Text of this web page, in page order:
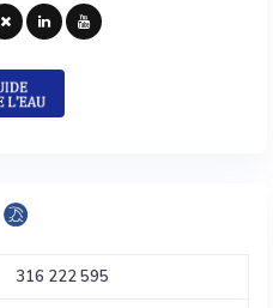
316 222 595